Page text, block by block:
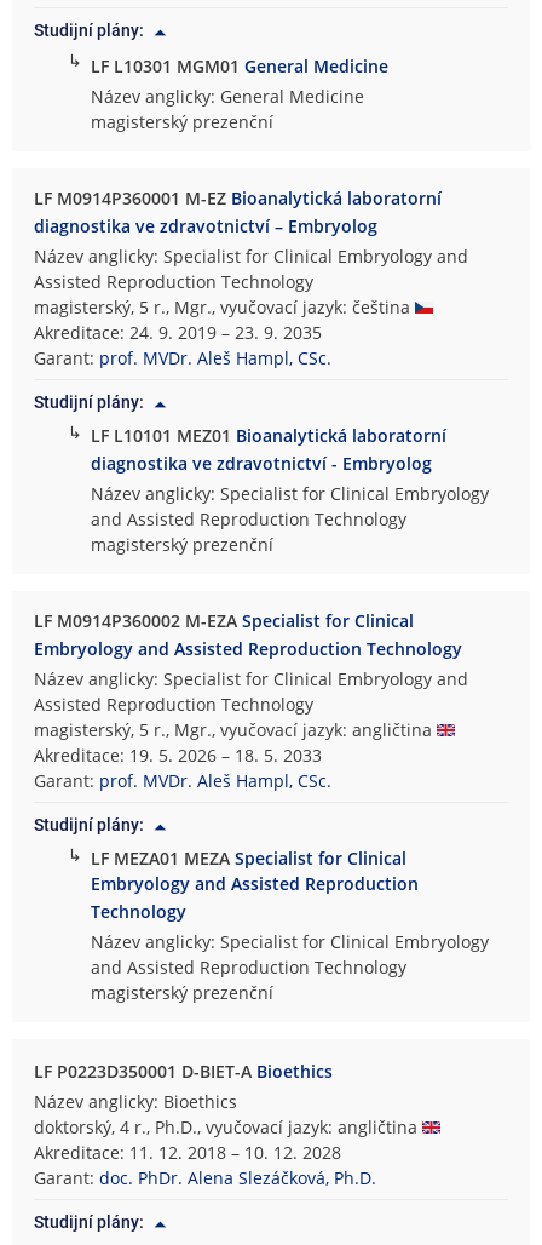
Studijní plány:
↳ LF L10301 MGM01General Medicine
Název anglicky: General Medicine
magisterský prezenční
LF M0914P360001 M-EZ Bioanalytická laboratorní
diagnostika ve zdravotnictví – Embryolog
Název anglicky: Specialist for Clinical Embryology and
Assisted Reproduction Technology
magisterský, 5 r., Mgr., vyučovací jazyk: čeština
Akreditace: 24. 9. 2019 – 23. 9. 2035
Garant: prof. MVDr. Aleš Hampl, CSc.
Studijní plány:
↳ LF L10101 MEZ01 Bioanalytická laboratorní
diagnostika ve zdravotnictví - Embryolog
Název anglicky: Specialist for Clinical Embryology
and Assisted Reproduction Technology
magisterský prezenční
LF M0914P360002 M-EZASpecialist for Clinical
Embryology and Assisted Reproduction Technology
Název anglicky: Specialist for Clinical Embryology and
Assisted Reproduction Technology
magisterský, 5 r., Mgr., vyučovací jazyk: angličtina
Akreditace: 19. 5. 2026 – 18. 5. 2033
Garant: prof. MVDr. Aleš Hampl, CSc.
Studijní plány:
↳ LF MEZA01 MEZASpecialist for Clinical
Embryology and Assisted Reproduction
Technology
Název anglicky: Specialist for Clinical Embryology
and Assisted Reproduction Technology
magisterský prezenční
LF P0223D350001 D-BIET-A Bioethics
Název anglicky: Bioethics
doktorský, 4 r., Ph.D., vyučovací jazyk: angličtina
Akreditace: 11. 12. 2018 – 10. 12. 2028
Garant:doc. PhDr. Alena Slezáčková, Ph.D.
Studijní plány: